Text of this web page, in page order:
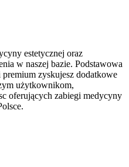
estetycznej oraz
w naszej bazie. Podstawowa
zyskujesz dodatkowe
użytkownikom,
oferujących zabiegi medycyny